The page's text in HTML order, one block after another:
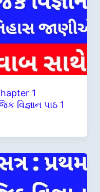
1
વિજ્ઞાન પાઠ 1